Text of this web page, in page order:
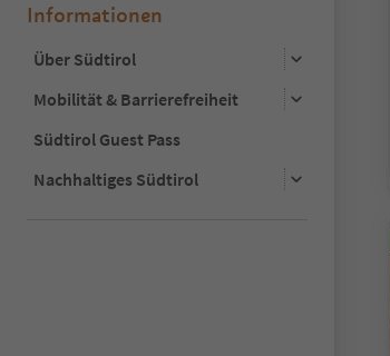
Informationen
Über Südtirol
Mobilität & Barrierefreiheit
Südtirol Guest Pass
Nachhaltiges Südtirol